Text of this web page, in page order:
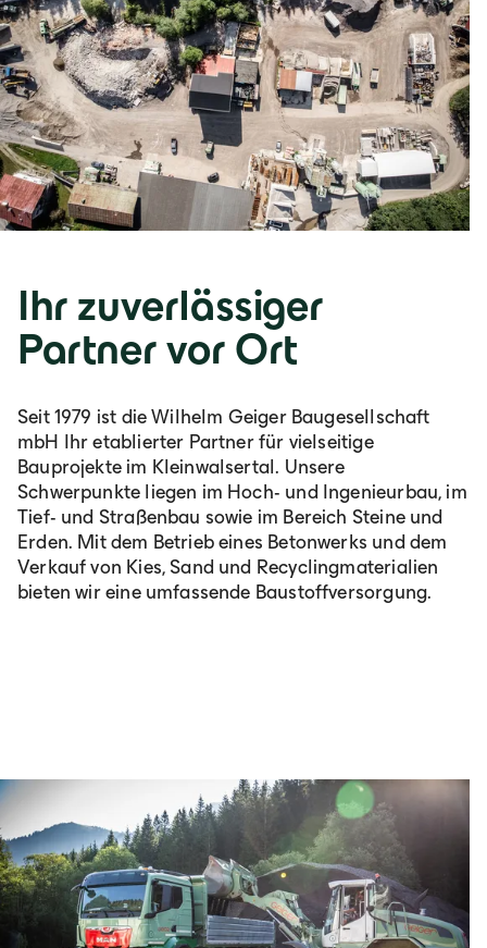
Ihr zuverlässiger
Partner vor Ort
Seit 1979 ist die Wilhelm Geiger Baugesellschaft
mbH Ihr etablierter Partner für vielseitige
Bauprojekte im Kleinwalsertal. Unsere
Schwerpunkte liegen im Hoch- und Ingenieurbau, im
Tief- und Straßenbau sowie im Bereich Steine und
Erden. Mit dem Betrieb eines Betonwerks und dem
Verkauf von Kies, Sand und Recyclingmaterialien
bieten wir eine umfassende Baustoffversorgung.
Lb. română